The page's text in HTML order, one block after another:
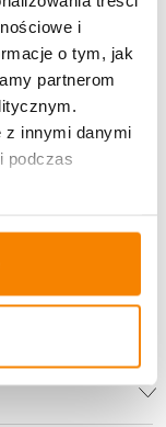
i
o tym, jak
partnerom
z innymi danymi
podczas
59,99zł
Brak